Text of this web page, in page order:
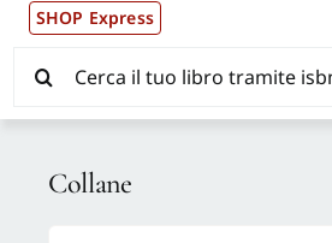
SHOP Express
Pubblicazioni
News ed Eventi
Distribuzione Wolrdwide
per:
Collane